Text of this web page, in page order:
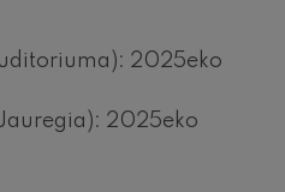
2025eko
2025eko